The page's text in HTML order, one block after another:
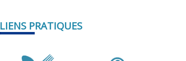
LIENS PRATIQUES